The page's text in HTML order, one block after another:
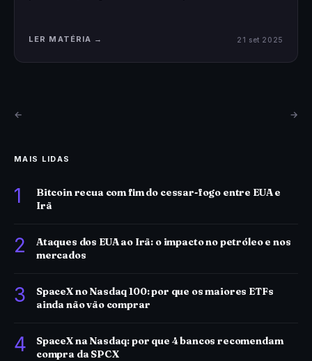
LER MATÉRIA → 21 set 2025
← →
MAIS LIDAS
1
Bitcoin recua com fim do cessar-fogo entre EUA e
Irã
2
Ataques dos EUA ao Irã: o impacto no petróleo e nos
mercados
3
SpaceX no Nasdaq 100: por que os maiores ETFs
ainda não vão comprar
4
SpaceX na Nasdaq: por que 4 bancos recomendam
compra da SPCX